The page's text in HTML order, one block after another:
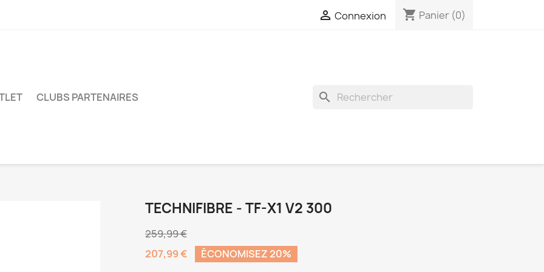
 Connexion shopping_cart Panier (0)
CLUBS PARTENAIRES search
TECHNIFIBRE - TF-X1 V2 300
259,99 €
207,99 €
ÉCONOMISEZ 20%